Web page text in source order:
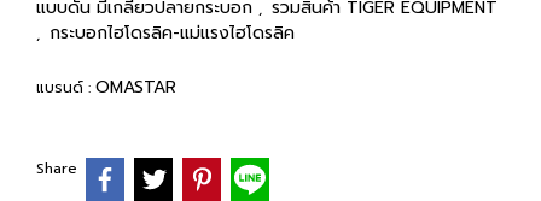
แบบดัน มีเกลียวปลายกระบอก , รวมสินค้า TIGER EQUIPMENT
, กระบอกไฮโดรลิค-แม่แรงไฮโดรลิค
แบรนด์ : OMASTAR
Share